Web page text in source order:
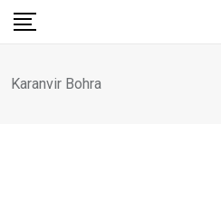
Skip
Karanvir Bohra